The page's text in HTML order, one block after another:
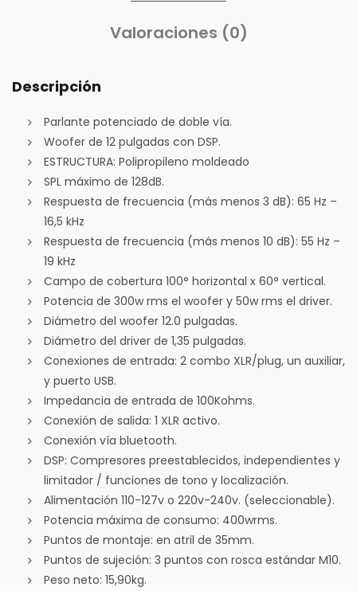
Valoraciones (0)
Descripción
Parlante potenciado de doble vía.
Woofer de 12 pulgadas con DSP.
ESTRUCTURA: Polipropileno moldeado
SPL máximo de 128dB.
Respuesta de frecuencia (más menos 3 dB): 65 Hz –
16,5 kHz
Respuesta de frecuencia (más menos 10 dB): 55 Hz –
19 kHz
Campo de cobertura 100° horizontal x 60° vertical.
Potencia de 300w rms el woofer y 50w rms el driver.
Diámetro del woofer 12.0 pulgadas.
Diámetro del driver de 1,35 pulgadas.
Conexiones de entrada: 2 combo XLR/plug, un auxiliar,
y puerto USB.
Impedancia de entrada de 100Kohms.
Conexión de salida: 1 XLR activo.
Conexión vía bluetooth.
DSP: Compresores preestablecidos, independientes y
limitador / funciones de tono y localización.
Alimentación 110-127v o 220v-240v. (seleccionable).
Potencia máxima de consumo: 400wrms.
Puntos de montaje: en atril de 35mm.
Puntos de sujeción: 3 puntos con rosca estándar M10.
Peso neto: 15,90kg.